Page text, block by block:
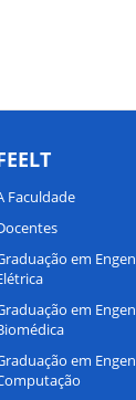
Faculdade
em
em
em